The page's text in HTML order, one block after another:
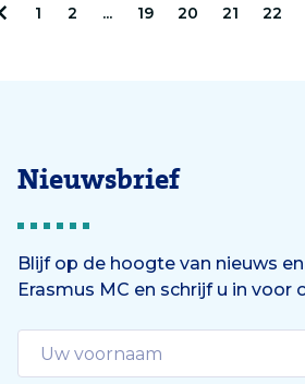
1 2 ... 19 20 21 22
Nieuwsbrief
Blijf op de hoogte van nieuws
Erasmus MC en schrijf u in voor